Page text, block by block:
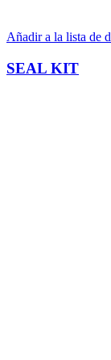
Añadir a la lista de
SEAL KIT